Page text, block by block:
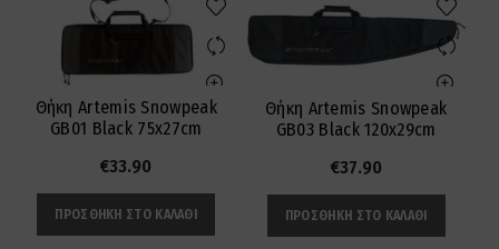
Θήκη Artemis Snowpeak
GB01 Black 75x27cm
€33.90
ΠΡΟΣΘΉΚΗ ΣΤΟ ΚΑΛΆΘΙ
Θήκη Artemis Snowpeak
GB03 Black 120x29cm
€37.90
ΠΡΟΣΘΉΚΗ ΣΤΟ ΚΑΛΆΘΙ